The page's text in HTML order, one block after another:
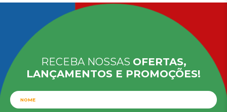
RECEBA NOSSAS OFERTAS,
LANÇAMENTOS E PROMOÇÕES!